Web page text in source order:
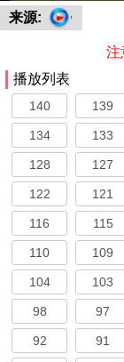
来源:
注
播放列表
140 139
134 133
128 127
122 121
116 115
110 109
104 103
98 97
92 91